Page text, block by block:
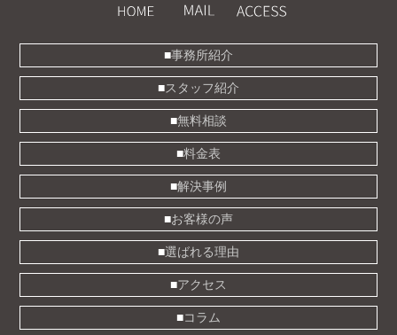
事務所紹介
スタッフ紹介
無料相談
料金表
解決事例
お客様の声
選ばれる理由
アクセス
コラム